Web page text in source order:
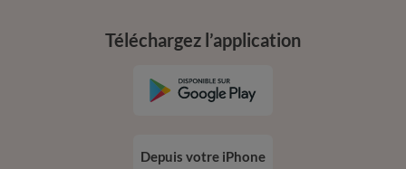
Téléchargez l’application
Depuis votre iPhone